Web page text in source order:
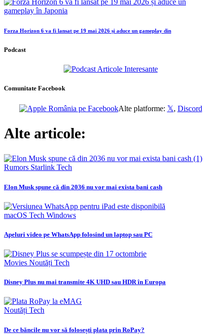
Forza Horizon 6 va fi lansat pe 19 mai 2026 și aduce un gameplay din
Podcast
Comunitate Facebook
Alte platforme: 𝕏, Discord
Alte articole:
Rumors Starlink Tech
Elon Musk spune că din 2036 nu vor mai exista bani cash
macOS Tech Windows
Apeluri video pe WhatsApp folosind un laptop sau PC
Movies Noutăți Tech
Disney Plus nu mai transmite 4K UHD sau HDR în Europa
Noutăți Tech
De ce băncile nu vor să folosești plata prin RoPay?